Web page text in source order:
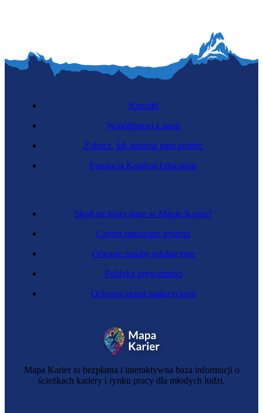
Mapa Karier to bezpłatna i interaktywna baza informacji o
ścieżkach kariery i rynku pracy dla młodych ludzi.
Skąd się biorą dane w Mapie Karier?
Często zadawane pytania
Otwarte zasoby edukacyjne
Polityka prywatności
Ochrona przed nadużyciami
Kontakt
Współpracuj z nami
Zobacz, jak możesz nam pomóc
Fundacja Katalyst Education